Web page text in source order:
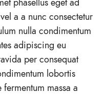
a a nunc consectetur
nulla condimentum
adipiscing eu
per consequat
lobortis
massa a